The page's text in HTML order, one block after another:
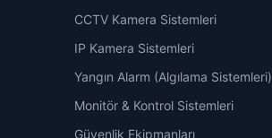
CCTV Kamera Sistemleri
IP Kamera Sistemleri
Yangın Alarm (Algılama Sistemleri)
Monitör & Kontrol Sistemleri
Güvenlik Ekipmanları